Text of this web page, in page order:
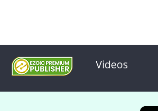
Videos